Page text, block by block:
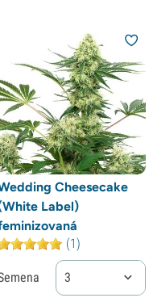
Cheesecake
Label)
(1)
3